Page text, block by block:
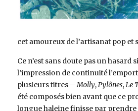
cet amoureux de l’artisanat pop et
Ce n’est sans doute pas un hasard si
l’impression de continuité
plusieurs titres –Molly,Pylônes,Le
été composés bien avant que ce
longue haleine finisse par prendre